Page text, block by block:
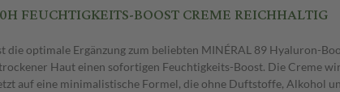
BOOST CREME REICHHALTIG
optimale Ergänzung zum beliebten MINÉRAL 89 Hyaluron-
Haut einen sofortigen Feuchtigkeits-Boost. Die Creme
auf eine minimalistische Formel, die ohne Duftstoffe, Alkohol